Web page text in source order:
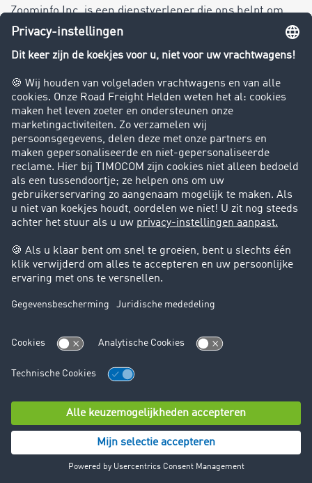
Zoominfo Inc. is een dienstverlener die ons helpt om
bedrijfsgegevens automatisch aan te vullen, wat de
volgende gegevens verzameld en verwerkt:
IP-adres
Geografische locatie
Bedrijfsgegevens (bijv. naam, adres, branche)
Zoominfo gebruikt cookies om deze gegevens te
verzamelen. Deze verzamelde data worden opgeslagen
op servers van Zoominfo in de VS. De verwerking van
deze gegevens gebeurt op basis van uw toestemming
(artikel 6, lid 1 sub a AVG) en met het doel om de
gebruiksvriendelijkheid op onze website te verbeteren.
Wij gebruiken de dienst beServe van beDirect GmbH &
Co. KG om de functie voor het automatisch aanvullen
ondersteunt ons bij het automatisch aanvullen van
bedrijfsgegevens om de registratie voor u makkelijker te
De gegevens die bij gebruik door beServe worden